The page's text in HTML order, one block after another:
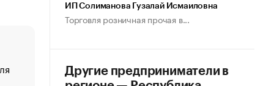
«От спорта тело стареет иначе». Как живет глава
создавшей GTA
ИП Солиманова Гузалай Исмаиловна
Торговля розничная прочая в...
Другие предприниматели в